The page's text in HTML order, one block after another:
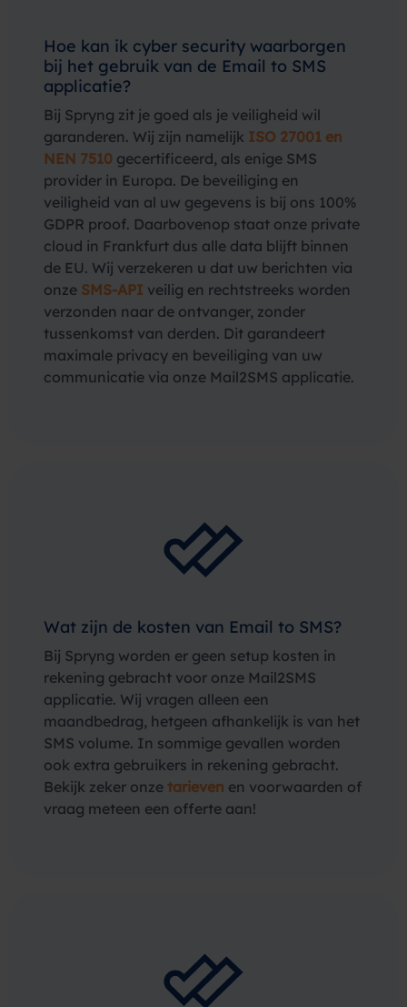
Hoe kan ik cyber security waarborgen
bij het gebruik van de Email to SMS
applicatie?
Bij Spryng zit je goed als je veiligheid wil
garanderen. Wij zijn namelijk ISO 27001 en
NEN 7510 gecertificeerd, als enige SMS
provider in Europa. De beveiliging en
veiligheid van al uw gegevens is bij ons 100%
GDPR proof. Daarbovenop staat onze private
cloud in Frankfurt dus alle data blijft binnen
de EU. Wij verzekeren u dat uw berichten via
onze SMS-API veilig en rechtstreeks worden
verzonden naar de ontvanger, zonder
tussenkomst van derden. Dit garandeert
maximale privacy en beveiliging van uw
communicatie via onze Mail2SMS applicatie.
Wat zijn de kosten van Email to SMS?
Bij Spryng worden er geen setup kosten in
rekening gebracht voor onze Mail2SMS
applicatie. Wij vragen alleen een
maandbedrag, hetgeen afhankelijk is van het
SMS volume. In sommige gevallen worden
ook extra gebruikers in rekening gebracht.
Bekijk zeker onze tarieven en voorwaarden of
vraag meteen een offerte aan!